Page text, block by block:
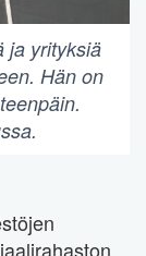
ja yrityksiä
Hän on